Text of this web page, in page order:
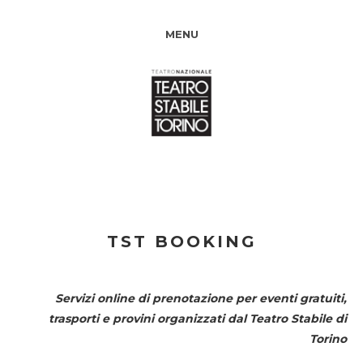
MENU
TST BOOKING
Servizi online di prenotazione per eventi gratuiti,
trasporti e provini organizzati dal Teatro Stabile di
Torino